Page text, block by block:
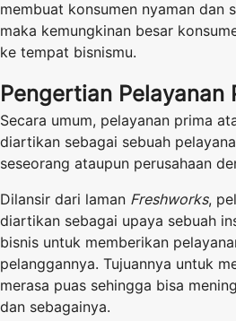
membuat konsumen nyaman dan
maka kemungkinan besar
ke tempat bisnismu.
Pengertian Pelayanan
Secara umum, pelayanan prima
diartikan sebagai sebuah
seseorang ataupun perusahaan
Dilansir dari laman Freshworks,
diartikan sebagai upaya sebuah
bisnis untuk memberikan
pelanggannya. Tujuannya untuk
merasa puas sehingga bisa
dan sebagainya.